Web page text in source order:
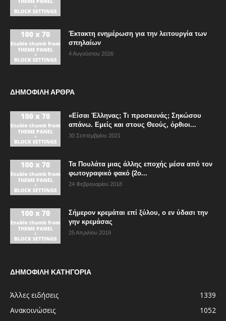
Έκτακτη ενημέρωση για την λειτουργία των
σπηλαίων
4 Αυγούστου 2026
ΔΗΜΟΦΙΛΗ ΑΡΘΡΑ
«Είσαι Έλληνας; Τι προσκυνάς; Σηκώσου
απάνω. Εμείς και στους Θεούς, όρθιοι...
30 Σεπτεμβρίου 2021
Τα Πουλάτα μιας άλλης εποχής μέσα από τον
φωτογραφικό φακό (2ο...
24 Φεβρουαρίου 2018
Σήμερον κρεμάται επί ξύλου, ο εν ύδασι την
γην κρεμάσας
25 Απριλίου 2019
ΔΗΜΟΦΙΛΗ ΚΑΤΗΓΟΡΙΑ
Άλλες ειδήσεις
1339
Ανακοινώσεις
1052